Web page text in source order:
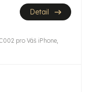
A
Detail
pro Váš iPhone,